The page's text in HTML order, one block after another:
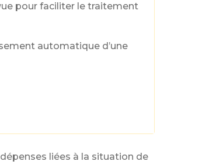
pour faciliter le traitement
automatique d’une
liées à la situation de